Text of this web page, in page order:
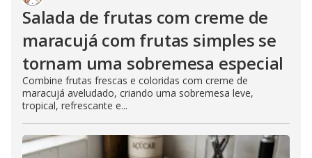
Salada de frutas com creme de
maracujá com frutas simples se
tornam uma sobremesa especial
Combine frutas frescas e coloridas com creme de
maracujá aveludado, criando uma sobremesa leve,
tropical, refrescante e...